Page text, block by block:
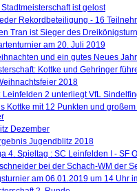
ist gelost
Rekordbeteiligung - 16
Tran ist Sieger des
am 20. Juli 2019
und ein gutes Neues
Kottke und Gehringer
2018
Leinfelden 2 unterliegt VfL
Kottke mit 12 Punkten und
Dezember
Jugendblitz 2018
4. Spieltag : SC Leinfelden I - SF
bei der Schach-WM der
am 06.01.2019 um 14 Uhr